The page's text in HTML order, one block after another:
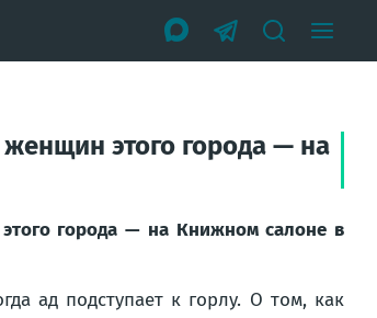
этого города — на
города — на Книжном салоне в
ад подступает к горлу. О том, как